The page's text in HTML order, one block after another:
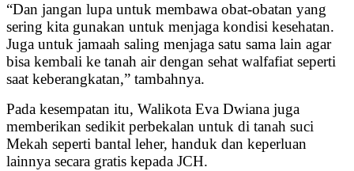
“Dan jangan lupa untuk membawa obat-obatan yang
sering kita gunakan untuk menjaga kondisi kesehatan.
Juga untuk jamaah saling menjaga satu sama lain agar
bisa kembali ke tanah air dengan sehat walfafiat seperti
saat keberangkatan,” tambahnya.
Pada kesempatan itu, Walikota Eva Dwiana juga
memberikan sedikit perbekalan untuk di tanah suci
Mekah seperti bantal leher, handuk dan keperluan
lainnya secara gratis kepada JCH.